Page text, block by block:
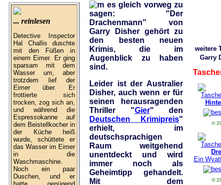
... reinlesen
Detective Inspector
Hal Challis duschte
mit den Füßen in
einem Eimer. Er ging
sparsam mit dem
Wasser um, aber
trotzdem lief der
Eimer über. Er
frottierte sich
trocken, zog sich an,
und während die
Espressokanne auf
dem Beistellkocher in
der Küche heiß
wurde, schüttete er
das Wasser im Eimer
in die
Waschmaschine.
Noch ein paar
Duschen, und er
m es gleich vorweg zu
sagen: "Der
Drachenmann" von
Garry Disher gehört zu
den besten neuen
Krimis, die im
Augenblick zu haben
sind.
Leider ist der Australier
Disher, auch wenn er für
seinen herausragenden
Thriller "Gier" den
Deutschen Krimipreis"
erhielt, im
deutschsprachigen
Raum weitgehend
unentdeckt und wird
immer noch als
Geheimtipp gehandelt.
Mit dem
weitere
Garry
©
Ein
©